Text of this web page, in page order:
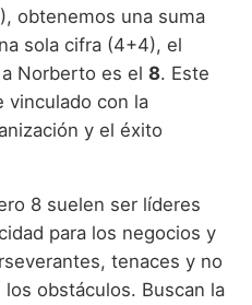
obtenemos una suma
sola cifra (4+4), el
Norberto es el 8. Este
vinculado con la
y el éxito
8 suelen ser líderes
para los negocios y
tenaces y no
obstáculos. Buscan la